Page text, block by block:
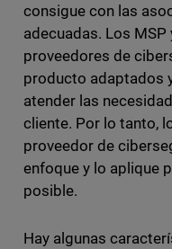
consigue con las
adecuadas. Los
proveedores de
producto adaptados
atender las
cliente. Por lo tanto,
proveedor de
enfoque y lo aplique
posible.
Hay algunas